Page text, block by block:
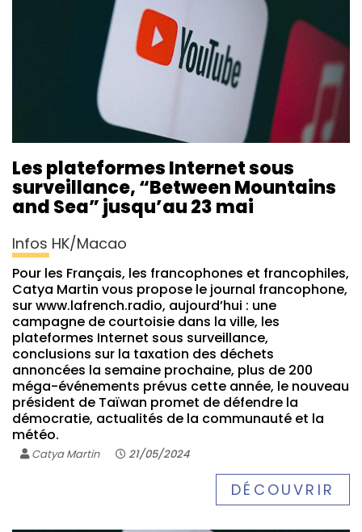
Les plateformes Internet sous
surveillance, “Between Mountains
and Sea” jusqu’au 23 mai
Infos HK/Macao
Pour les Français, les francophones et francophiles,
Catya Martin vous propose le journal francophone,
sur www.lafrench.radio, aujourd’hui : une
campagne de courtoisie dans la ville, les
plateformes Internet sous surveillance,
conclusions sur la taxation des déchets
annoncées la semaine prochaine, plus de 200
méga-événements prévus cette année, le nouveau
président de Taïwan promet de défendre la
démocratie, actualités de la communauté et la
météo.
Catya Martin 21/05/2024
DÉCOUVRIR